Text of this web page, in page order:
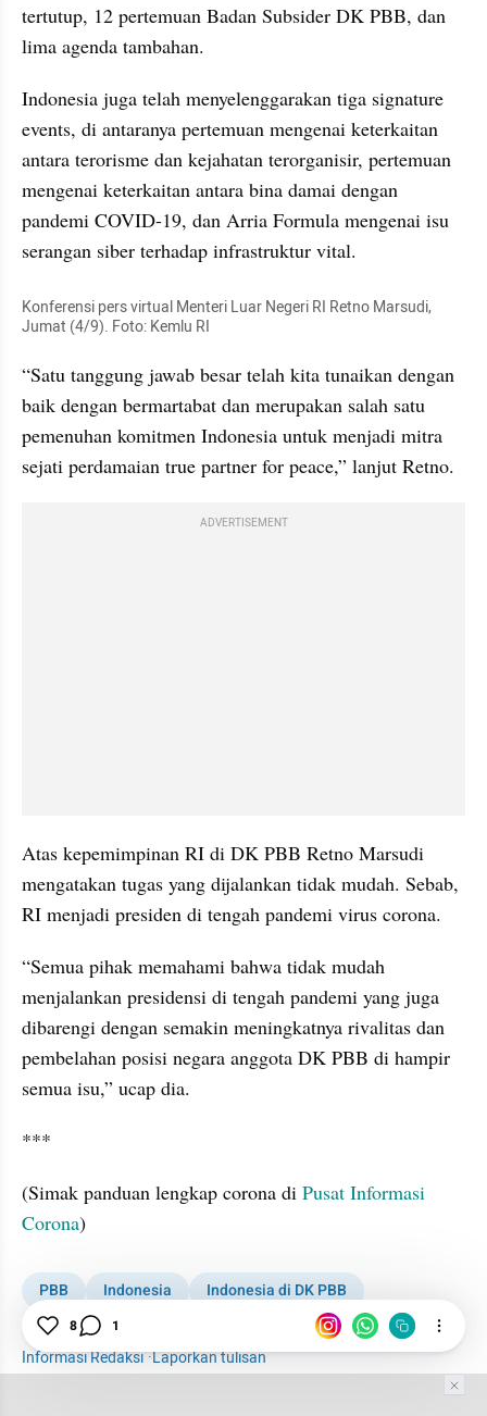
tertutup, 12 pertemuan Badan Subsider DK PBB, dan
lima agenda tambahan.
Indonesia juga telah menyelenggarakan tiga signature
events, di antaranya pertemuan mengenai keterkaitan
antara terorisme dan kejahatan terorganisir, pertemuan
mengenai keterkaitan antara bina damai dengan
pandemi COVID-19, dan Arria Formula mengenai isu
serangan siber terhadap infrastruktur vital.
Konferensi pers virtual Menteri Luar Negeri RI Retno Marsudi,
Jumat (4/9). Foto: Kemlu RI
“Satu tanggung jawab besar telah kita tunaikan dengan
baik dengan bermartabat dan merupakan salah satu
pemenuhan komitmen Indonesia untuk menjadi mitra
sejati perdamaian true partner for peace,” lanjut Retno.
ADVERTISEMENT
Atas kepemimpinan RI di DK PBB Retno Marsudi
mengatakan tugas yang dijalankan tidak mudah. Sebab,
RI menjadi presiden di tengah pandemi virus corona.
“Semua pihak memahami bahwa tidak mudah
menjalankan presidensi di tengah pandemi yang juga
dibarengi dengan semakin meningkatnya rivalitas dan
pembelahan posisi negara anggota DK PBB di hampir
semua isu,” ucap dia.
***
(Simak panduan lengkap corona di Pusat Informasi
Corona)
PBB Indonesia
Indonesia di DK PBB
Menlu retno
Informasi Redaksi·Laporkan tulisan
8 1